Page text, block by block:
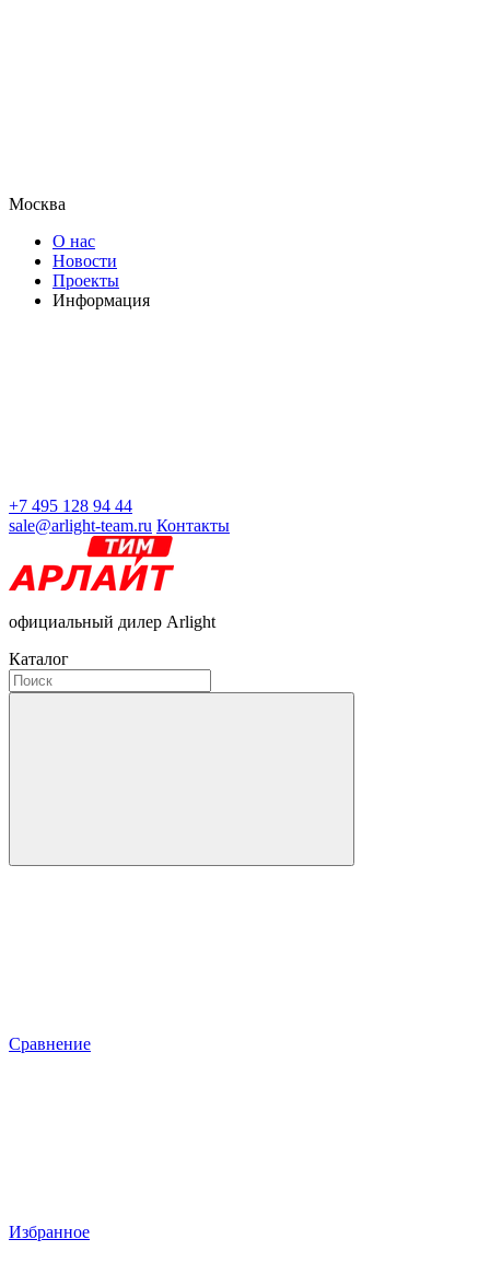
Москва
О нас
Новости
Проекты
Информация
+7 495 128 94 44
sale@arlight-team.ru Контакты
официальный дилер Arlight
Каталог
Сравнение
Избранное